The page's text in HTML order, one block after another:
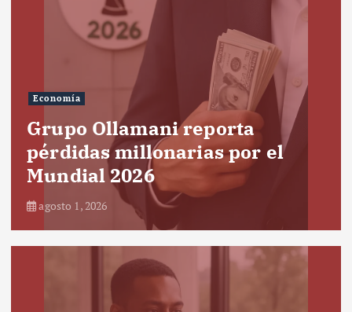
Economía
Grupo Ollamani reporta
pérdidas millonarias por el
Mundial 2026
agosto 1, 2026